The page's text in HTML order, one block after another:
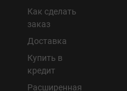
Как сделать
заказ
Доставка
Купить в
кредит
Расширенная